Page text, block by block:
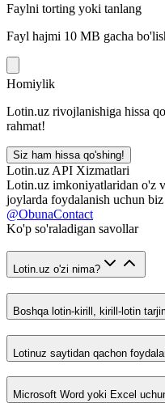
Faylni torting yoki tanlang
Fayl hajmi 10 MB gacha
Homiylik
Lotin.uz rivojlanishiga hissa
rahmat!
Siz ham hissa qo'shing!
Lotin.uz API Xizmatlari
Lotin.uz imkoniyatlaridan o'z
joylarda foydalanish uchun
@ObunaContact
Ko'p so'raladigan savollar
Lotin.uz o'zi nima?
Boshqa lotin-kirill, kirill-lotin
Lotinuz saytidan qachon
Microsoft Word yoki Excel